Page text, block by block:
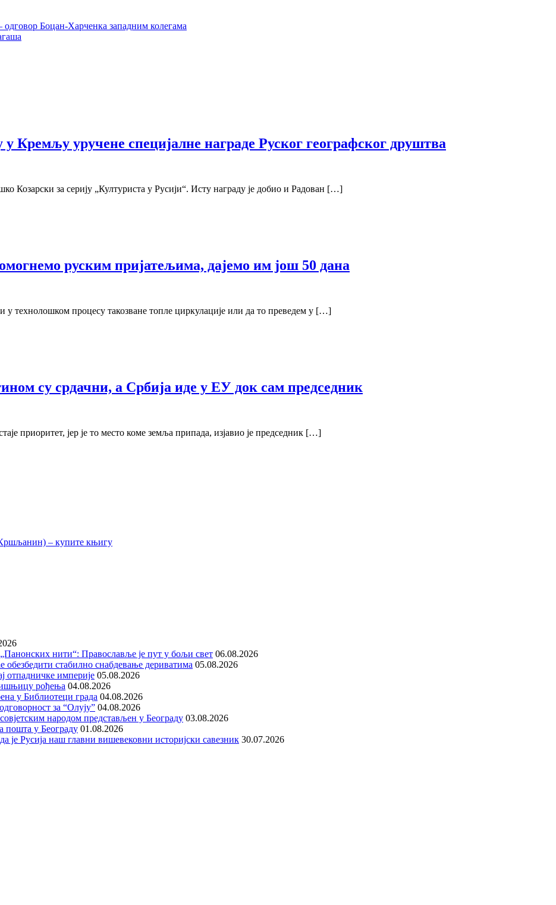
Боцан-Харченка западним колегама
Кремљу уручене специјалне награде Руског географског друштва
Козарски за серију „Културиста у Русији“. Исту награду је добио и Радован […]
руским пријатељима, дајемо им још 50 дана
технолошком процесу такозване топле циркулације или да то преведем у […]
су срдачни, а Србија иде у ЕУ док сам председник
приоритет, јер је то место коме земља припада, изјавио је председник […]
нити“: Православље је пут у бољи свет 06.08.2026
стабилно снабдевање дериватима 05.08.2026
отпадничке империје 05.08.2026
рођења 04.08.2026
у Библиотеци града 04.08.2026
за “Олују” 04.08.2026
народом представљен у Београду 03.08.2026
пошта у Београду 01.08.2026
је Русија наш главни вишевековни историјски савезник 30.07.2026